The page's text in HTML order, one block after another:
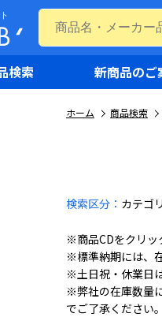
検索 新商品のご
ホーム 商品検索
検索区分： カテゴ
※商品CDをクリッ
※標準納期には、
※土日祝・休業日
※弊社の在庫数量
でご了承ください。